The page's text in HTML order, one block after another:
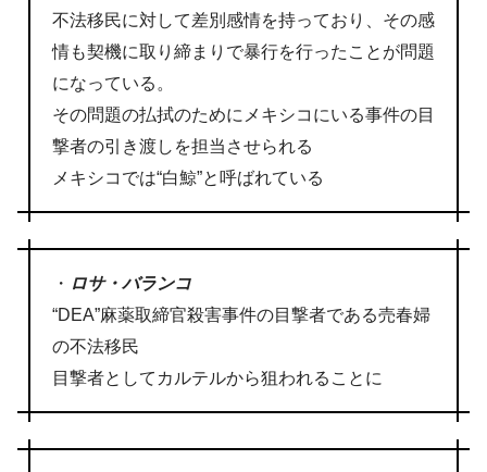
不法移民に対して差別感情を持っており、その感
情も契機に取り締まりで暴行を行ったことが問題
になっている。
その問題の払拭のためにメキシコにいる事件の目
撃者の引き渡しを担当させられる
メキシコでは“白鯨”と呼ばれている
・ ロサ・バランコ
“DEA”麻薬取締官殺害事件の目撃者である売春婦
の不法移民
目撃者としてカルテルから狙われることに